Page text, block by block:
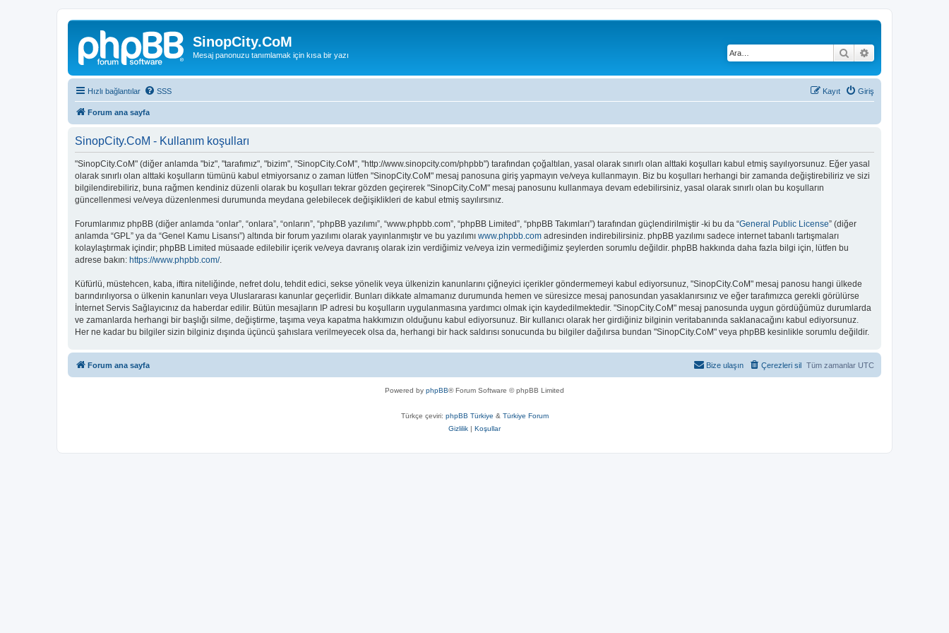
SinopCity.CoM
Mesaj panonuzu tanımlamak için kısa bir yazı Ara
Hızlı bağlantılar SSS Giriş
Kayıt
Forum ana sayfa
SinopCity.CoM - Kullanım koşulları
"SinopCity.CoM" (diğer anlamda "biz", "tarafımız", "bizim", "SinopCity.CoM", "http://www.sinopcity.com/phpbb") tarafından çoğaltılan, yasal olarak sınırlı olan alttaki koşulları kabul etmiş sayılıyorsunuz. Eğer yasal
olarak sınırlı olan alttaki koşulların tümünü kabul etmiyorsanız o zaman lütfen "SinopCity.CoM" mesaj panosuna giriş yapmayın ve/veya kullanmayın. Biz bu koşulları herhangi bir zamanda değiştirebiliriz ve sizi
bilgilendirebiliriz, buna rağmen kendiniz düzenli olarak bu koşulları tekrar gözden geçirerek "SinopCity.CoM" mesaj panosunu kullanmaya devam edebilirsiniz, yasal olarak sınırlı olan bu koşulların
güncellenmesi ve/veya düzenlenmesi durumunda meydana gelebilecek değişiklikleri de kabul etmiş sayılırsınız.
Forumlarımız phpBB (diğer anlamda “onlar”, “onlara”, “onların”, “phpBB yazılımı”, “www.phpbb.com”, “phpBB Limited”, “phpBB Takımları”) tarafından güçlendirilmiştir -ki bu da “General Public License” (diğer
anlamda “GPL” ya da “Genel Kamu Lisansı”) altında bir forum yazılımı olarak yayınlanmıştır ve bu yazılımı www.phpbb.com adresinden indirebilirsiniz. phpBB yazılımı sadece internet tabanlı tartışmaları
kolaylaştırmak içindir; phpBB Limited müsaade edilebilir içerik ve/veya davranış olarak izin verdiğimiz ve/veya izin vermediğimiz şeylerden sorumlu değildir. phpBB hakkında daha fazla bilgi için, lütfen bu
adrese bakın: https://www.phpbb.com/.
Küfürlü, müstehcen, kaba, iftira niteliğinde, nefret dolu, tehdit edici, sekse yönelik veya ülkenizin kanunlarını çiğneyici içerikler göndermemeyi kabul ediyorsunuz, "SinopCity.CoM" mesaj panosu hangi ülkede
barındırılıyorsa o ülkenin kanunları veya Uluslararası kanunlar geçerlidir. Bunları dikkate almamanız durumunda hemen ve süresizce mesaj panosundan yasaklanırsınız ve eğer tarafımızca gerekli görülürse
İnternet Servis Sağlayıcınız da haberdar edilir. Bütün mesajların IP adresi bu koşulların uygulanmasına yardımcı olmak için kaydedilmektedir. "SinopCity.CoM" mesaj panosunda uygun gördüğümüz durumlarda
ve zamanlarda herhangi bir başlığı silme, değiştirme, taşıma veya kapatma hakkımızın olduğunu kabul ediyorsunuz. Bir kullanıcı olarak her girdiğiniz bilginin veritabanında saklanacağını kabul ediyorsunuz.
Her ne kadar bu bilgiler sizin bilginiz dışında üçüncü şahıslara verilmeyecek olsa da, herhangi bir hack saldırısı sonucunda bu bilgiler dağılırsa bundan "SinopCity.CoM" veya phpBB kesinlikle sorumlu değildir.
Forum ana sayfa Tüm zamanlar UTC
Çerezleri sil
Bize ulaşın
Powered by phpBB® Forum Software © phpBB Limited
Türkçe çeviri: phpBB Türkiye & Türkiye Forum
Gizlilik | Koşullar